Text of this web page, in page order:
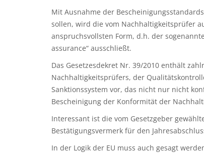
Mit Ausnahme der
sollen, wird die vom Nachhaltigkeitsprüfer
anspruchsvollsten Form, d.h. der
assurance“ ausschließt.
Das Gesetzesdekret Nr. 39/2010 enthält
Nachhaltigkeitsprüfers, der
Sanktionssystem vor, das nicht nur nicht
Bescheinigung der Konformität der
Interessant ist die vom Gesetzgeber
Bestätigungsvermerk für den
In der Logik der EU muss auch gesagt